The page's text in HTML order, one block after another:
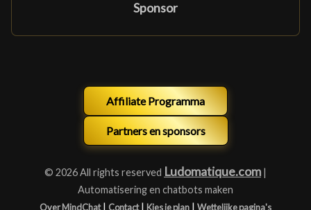
Sponsor
Affiliate Programma
Partners en sponsors
© 2026 All rights reserved Ludomatique.com |
Automatisering en chatbots maken
Over MindChat | Contact | Kies je plan | Wettelijke pagina's